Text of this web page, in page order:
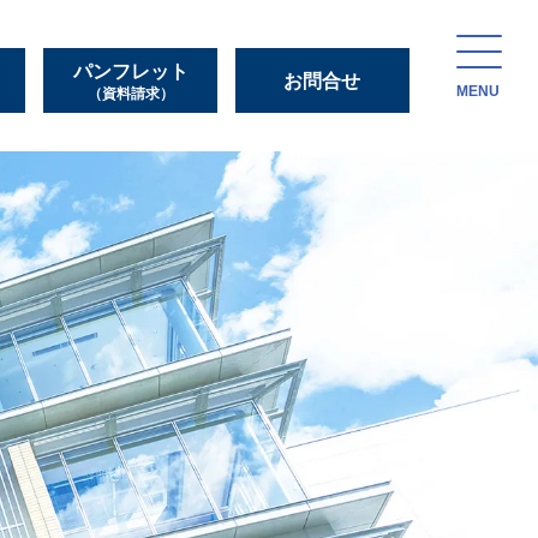
パンフレット
（資料請求）
お問合せ
MENU